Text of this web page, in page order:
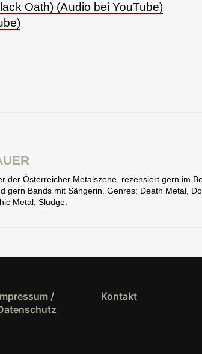
Oath) (Audio bei YouTube)
der Österreicher Metalszene, rezensiert gern im
gern Bands mit Sängerin. Genres: Death Metal,
Metal, Sludge.
/
Kontakt